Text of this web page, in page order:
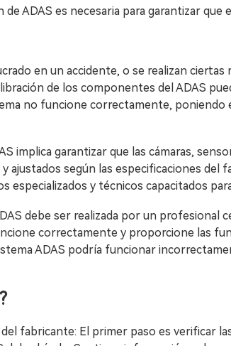
de ADAS es necesaria para garantizar
en un accidente, o se realizan ciertas
de los componentes del ADAS
no funcione correctamente, poniendo
implica garantizar que las cámaras,
ajustados según las especificaciones del
especializados y técnicos capacitados
debe ser realizada por un profesional
correctamente y proporcione las
ADAS podría funcionar
fabricante: El primer paso es verificar